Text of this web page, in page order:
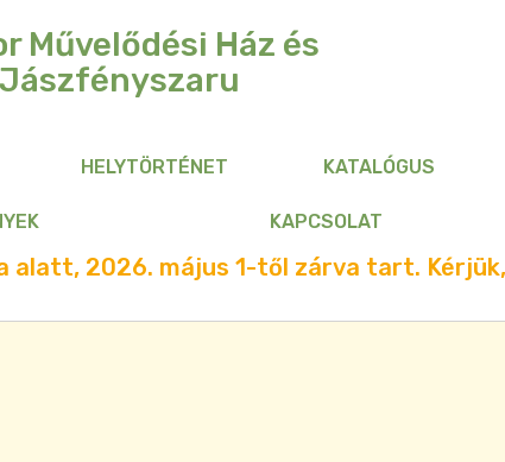
Művelődési Ház és
Jászfényszaru
HELYTÖRTÉNET KATALÓGUS
KAPCSOLAT
alatt, 2026. május 1-től zárva tart.